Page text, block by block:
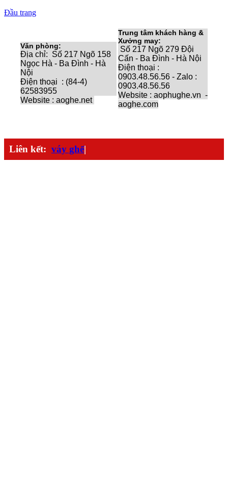
Đầu trang
Văn phòng:
Địa chỉ: Số 217 Ngõ 158
Ngọc Hà - Ba Đình - Hà
Nội
Điện thoại : (84-4)
62583955
Website : aoghe.net
Trung tâm khách hàng &
Xưởng may:
Số 217 Ngõ 279 Đội
Cấn - Ba Đình - Hà Nội
Điện thoại :
0903.48.56.56 - Zalo :
0903.48.56.56
Website : aophughe.vn -
aoghe.com
Liên kết: váy ghế|